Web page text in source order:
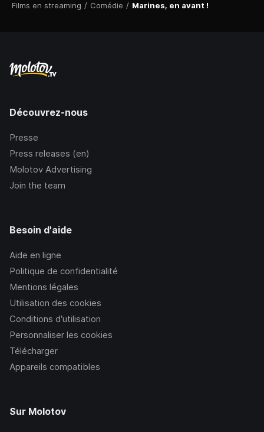
Films en streaming / Comédie / Marines, en avant !
Découvrez-nous
Presse
Press releases (en)
Molotov Advertising
Join the team
Besoin d'aide
Aide en ligne
Politique de confidentialité
Mentions légales
Utilisation des cookies
Conditions d’utilisation
Personnaliser les cookies
Télécharger
Appareils compatibles
Sur Molotov